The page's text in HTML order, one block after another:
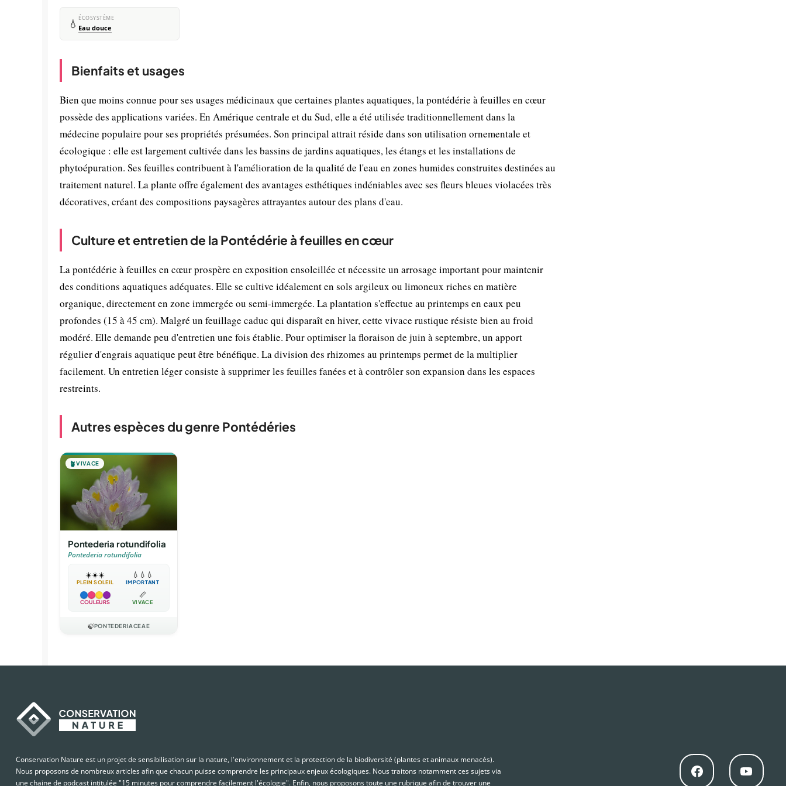
💧 ÉCOSYSTÈME
Eau douce
Bienfaits et usages
Bien que moins connue pour ses usages médicinaux que certaines plantes aquatiques, la pontédérie à feuilles en cœur
possède des applications variées. En Amérique centrale et du Sud, elle a été utilisée traditionnellement dans la
médecine populaire pour ses propriétés présumées. Son principal attrait réside dans son utilisation ornementale et
écologique : elle est largement cultivée dans les bassins de jardins aquatiques, les étangs et les installations de
phytoépuration. Ses feuilles contribuent à l'amélioration de la qualité de l'eau en zones humides construites destinées au
traitement naturel. La plante offre également des avantages esthétiques indéniables avec ses fleurs bleues violacées très
décoratives, créant des compositions paysagères attrayantes autour des plans d'eau.
Culture et entretien de la Pontédérie à feuilles en cœur
La pontédérie à feuilles en cœur prospère en exposition ensoleillée et nécessite un arrosage important pour maintenir
des conditions aquatiques adéquates. Elle se cultive idéalement en sols argileux ou limoneux riches en matière
organique, directement en zone immergée ou semi-immergée. La plantation s'effectue au printemps en eaux peu
profondes (15 à 45 cm). Malgré un feuillage caduc qui disparaît en hiver, cette vivace rustique résiste bien au froid
modéré. Elle demande peu d'entretien une fois établie. Pour optimiser la floraison de juin à septembre, un apport
régulier d'engrais aquatique peut être bénéfique. La division des rhizomes au printemps permet de la multiplier
facilement. Un entretien léger consiste à supprimer les feuilles fanées et à contrôler son expansion dans les espaces
restreints.
Autres espèces du genre Pontédéries
🪴VIVACE
Pontederia rotundifolia
Pontederia rotundifolia
☀️☀️☀️
PLEIN SOLEIL
💧 💧 💧
IMPORTANT
COULEURS
📏
VIVACE
🍃PONTEDERIACEAE
Conservation Nature est un projet de sensibilisation sur la nature, l'environnement et la protection de la biodiversité (plantes et animaux menacés).
Nous proposons de nombreux articles afin que chacun puisse comprendre les principaux enjeux écologiques. Nous traitons notamment ces sujets via
une chaine de podcast intitulée "15 minutes pour comprendre facilement l'écologie". Enfin, nous proposons toute une rubrique afin de trouver une